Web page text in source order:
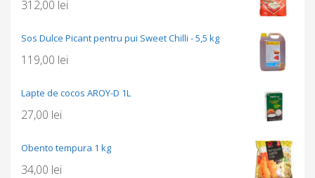
312,00 lei
Sos Dulce Picant pentru pui Sweet Chilli - 5,5 kg
119,00 lei
Lapte de cocos AROY-D 1L
27,00 lei
Obento tempura 1 kg
34,00 lei